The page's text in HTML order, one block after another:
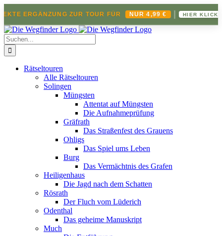
ERGÄNZUNG ZUR TOUR FÜR NUR 4,99 € | HIER
Zum
Inhalt
springen
Suche
nach:
Rätseltouren
Alle Rätseltouren
Solingen
Müngsten
Attentat auf Müngsten
Die Aufnahmeprüfung
Gräfrath
Das Straßenfest des Grauens
Ohligs
Das Spiel ums Leben
Burg
Das Vermächtnis des Grafen
Heiligenhaus
Die Jagd nach dem Schatten
Rösrath
Der Fluch vom Lüderich
Odenthal
Das geheime Manuskript
Much